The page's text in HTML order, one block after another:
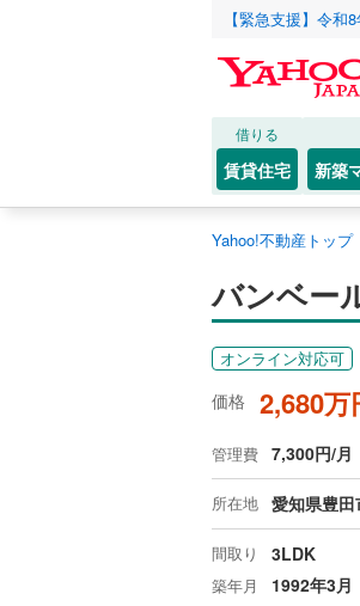
【緊急支援】令
借りる
賃貸住宅 新築
Yahoo!不動産トップ
バンベー
オンライン対応可
価格 2,680万
管理費 7,300円/月
所在地 愛知県豊
間取り 3LDK
築年月 1992年3月